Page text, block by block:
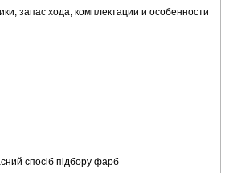
запас хода, комплектации и особенности
спосіб підбору фарб